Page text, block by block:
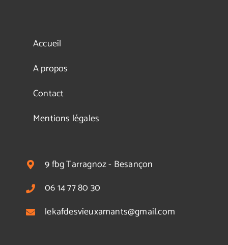
Accueil
A propos
Contact
Mentions légales
9 fbg Tarragnoz - Besançon
06 14 77 80 30
lekafdesvieuxamants@gmail.com